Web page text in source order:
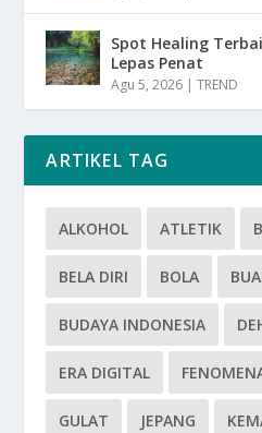
Spot Healing
Lepas Penat
Agu 5, 2026 |TREND
ARTIKEL TAG
ALKOHOL ATLETIK
BELA DIRI BOLA
BUDAYA INDONESIA
ERA DIGITAL
GULAT JEPANG